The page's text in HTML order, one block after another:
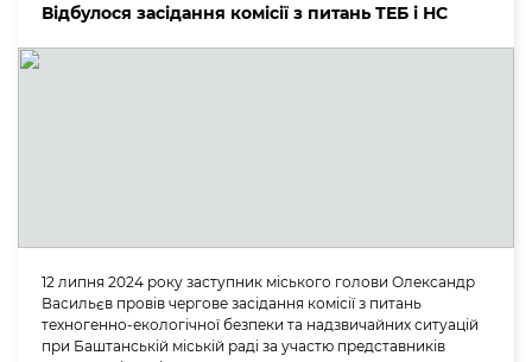
Відбулося засідання комісії з питань ТЕБ і НС
12 липня 2024 року заступник міського голови Олександр
Васильєв провів чергове засідання комісії з питань
техногенно-екологічної безпеки та надзвичайних ситуацій
при Баштанській міській раді за участю представників